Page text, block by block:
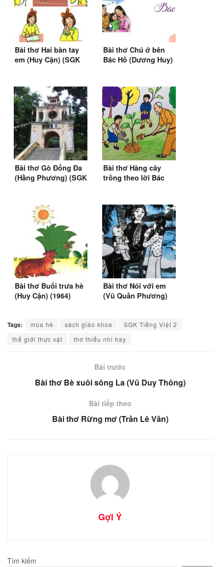
Bài thơ Hai bàn tay
em (Huy Cận) (SGK
Bài thơ Chú ở bên
Bác Hồ (Dương Huy)
Bài thơ Gò Đống Đa
(Hằng Phương) (SGK
Bài thơ Hàng cây
trồng theo lời Bác
Bài thơ Buổi trưa hè
(Huy Cận) (1964)
Bài thơ Nói với em
(Vũ Quần Phương)
Tags: mùa hè sách giáo khoa
SGK Tiếng Việt 2
thế giới thực vật
thơ thiếu nhi hay
Bài trước
Bài thơ Bè xuôi sông La (Vũ Duy Thông)
Bài tiếp theo
Bài thơ Rừng mơ (Trần Lê Văn)
Gợi Ý
Tìm kiếm